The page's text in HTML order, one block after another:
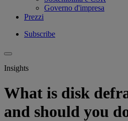
Governo d'impresa
Prezzi
Subscribe
Insights
What is disk
and should you